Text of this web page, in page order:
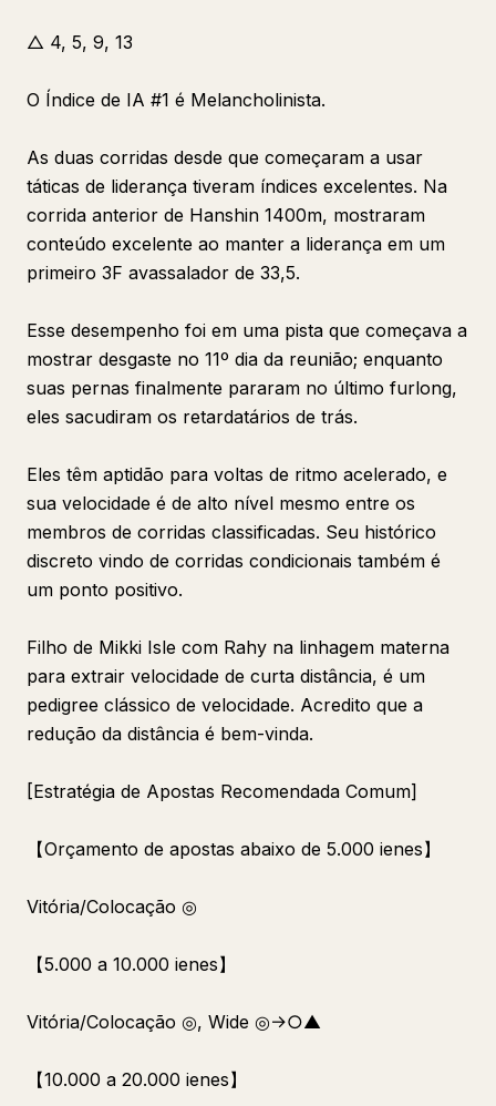
△ 4, 5, 9, 13
O Índice de IA #1 é Melancholinista.
As duas corridas desde que começaram a usar
táticas de liderança tiveram índices excelentes. Na
corrida anterior de Hanshin 1400m, mostraram
conteúdo excelente ao manter a liderança em um
primeiro 3F avassalador de 33,5.
Esse desempenho foi em uma pista que começava a
mostrar desgaste no 11º dia da reunião; enquanto
suas pernas finalmente pararam no último furlong,
eles sacudiram os retardatários de trás.
Eles têm aptidão para voltas de ritmo acelerado, e
sua velocidade é de alto nível mesmo entre os
membros de corridas classificadas. Seu histórico
discreto vindo de corridas condicionais também é
um ponto positivo.
Filho de Mikki Isle com Rahy na linhagem materna
para extrair velocidade de curta distância, é um
pedigree clássico de velocidade. Acredito que a
redução da distância é bem-vinda.
[Estratégia de Apostas Recomendada Comum]
【Orçamento de apostas abaixo de 5.000 ienes】
Vitória/Colocação ◎
【5.000 a 10.000 ienes】
Vitória/Colocação ◎, Wide ◎→○▲
【10.000 a 20.000 ienes】